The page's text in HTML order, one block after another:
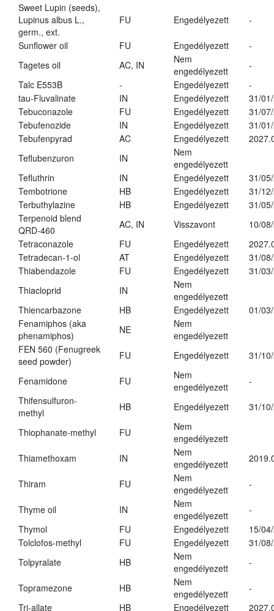
Sweet Lupin (seeds),
Lupinus albus L.,
germ., ext.
FU Engedélyezett -
Sunflower oil FU Engedélyezett
-
Tagetes oil
AC, IN
Nem
engedélyezett
-
Talc E553B
- Engedélyezett
-
tau-Fluvalinate
IN Engedélyezett
31/
Tebuconazole
FU Engedélyezett
31/
Tebufenozide
IN Engedélyezett
31/
Tebufenpyrad
AC Engedélyezett
Teflubenzuron
IN
Nem
engedélyezett
Tefluthrin
IN Engedélyezett
31/
Tembotrione
HB Engedélyezett
31/
Terbuthylazine
HB Engedélyezett
31/
Terpenoid blend
QRD-460
AC, IN Visszavont
10/
Tetraconazole
FU Engedélyezett
Tetradecan-1-ol
AT Engedélyezett
31/
Thiabendazole
FU Engedélyezett
31/
Thiacloprid
IN
Nem
engedélyezett
Thiencarbazone
HB Engedélyezett
01/
Fenamiphos (aka
phenamiphos)
NE
Nem
engedélyezett
FEN 560 (Fenugreek
seed powder)
FU Engedélyezett 31/
Fenamidone FU
Nem
engedélyezett
-
Thifensulfuron-
methyl
HB Engedélyezett 31/
Thiophanate-methyl FU
Nem
engedélyezett
Thiamethoxam
IN
Nem
engedélyezett
Thiram FU
Nem
engedélyezett
-
Thyme oil IN
Nem
engedélyezett
-
Thymol
FU Engedélyezett
15/
Tolclofos-methyl
FU Engedélyezett
31/
Tolpyralate
HB
Nem
engedélyezett
-
Topramezone HB
Nem
engedélyezett
-
Tri-allate
HB Engedélyezett